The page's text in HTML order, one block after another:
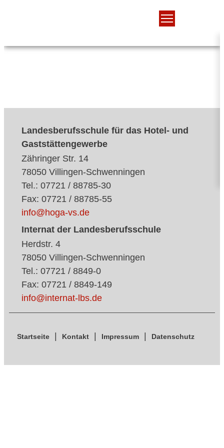
Landesberufsschule für das Hotel- und
Gaststättengewerbe
Zähringer Str. 14
78050 Villingen-Schwenningen
Tel.: 07721 / 88785-30
Fax: 07721 / 88785-55
info@hoga-vs.de
Internat der Landesberufsschule
Herdstr. 4
78050 Villingen-Schwenningen
Tel.: 07721 / 8849-0
Fax: 07721 / 8849-149
info@internat-lbs.de
Startseite Kontakt Impressum Datenschutz